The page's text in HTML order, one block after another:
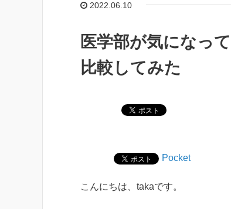
2022.06.10
医学部が気になっ
比較してみた
Pocket
こんにちは、takaです。